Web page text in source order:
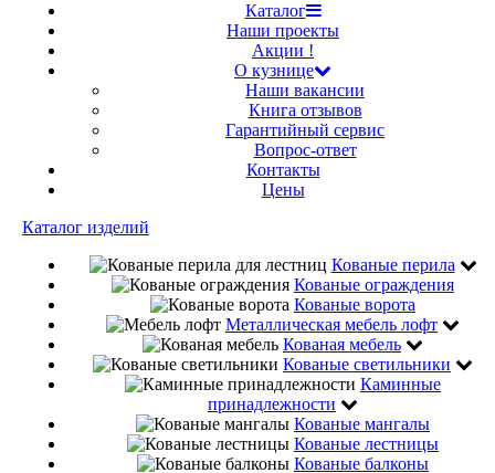
Каталог
Наши проекты
Акции !
О кузнице
Наши вакансии
Книга отзывов
Гарантийный сервис
Вопрос-ответ
Контакты
Цены
Каталог изделий
Кованые перила
Кованые ограждения
Кованые ворота
Металлическая мебель лофт
Кованая мебель
Кованые светильники
Каминные
принадлежности
Кованые мангалы
Кованые лестницы
Кованые балконы